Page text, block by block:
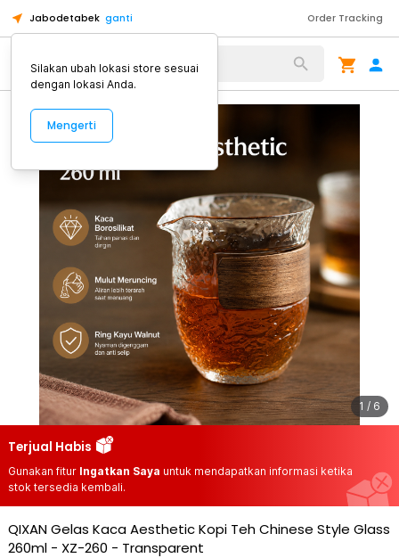
Jabodetabek ganti Order Tracking
Alat Kopi
1 / 6
Terjual Habis
Gunakan fitur Ingatkan Saya untuk mendapatkan informasi ketika
stok tersedia kembali.
QIXAN Gelas Kaca Aesthetic Kopi Teh Chinese Style Glass
260ml - XZ-260 - Transparent
Silakan ubah lokasi store sesuai
dengan lokasi Anda.
Mengerti